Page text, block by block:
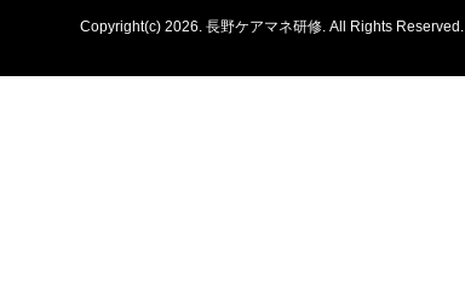
Copyright(c) 2026. 長野ケアマネ研修. All Rights Reserved.